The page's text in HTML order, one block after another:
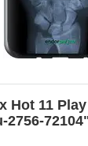
Hot 11 Play
2756-